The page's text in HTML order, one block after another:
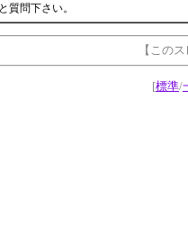
質問下さい。
【この
[標準/